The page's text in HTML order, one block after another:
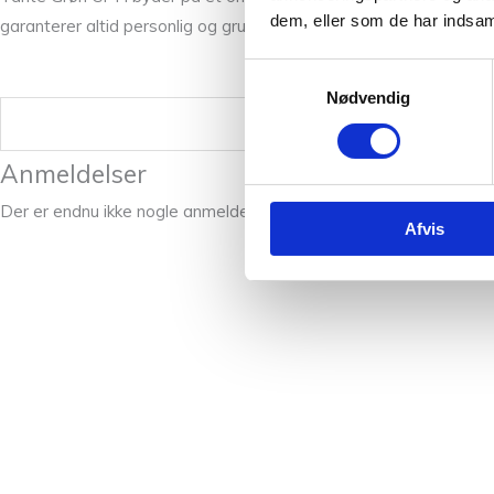
dem, eller som de har
Nødvendig
Afvis
garanterer altid personlig og grundig vejledning, så du kan føle
Anmeldelser
Der er endnu ikke nogle anmeldelser.